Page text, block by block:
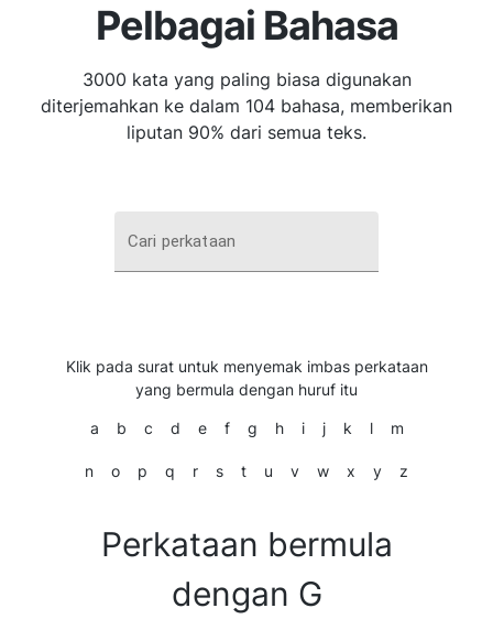
Pelbagai Bahasa
3000 kata yang paling biasa digunakan
diterjemahkan ke dalam 104 bahasa, memberikan
liputan 90% dari semua teks.
Cari perkataan
Klik pada surat untuk menyemak imbas perkataan
yang bermula dengan huruf itu
a b c d e f g h i j k l m
n o p q r s t u v w x y z
Perkataan bermula
dengan G